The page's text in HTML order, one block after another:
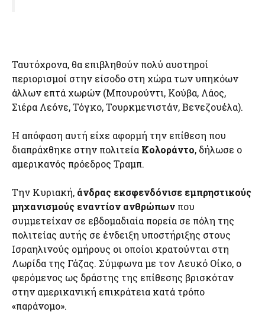
Ταυτόχρονα, θα επιβληθούν πολύ αυστηροί
περιορισμοί στην είσοδο στη χώρα των υπηκόων
άλλων επτά χωρών (Μπουρούντι, Κούβα, Λάος,
Σιέρα Λεόνε, Τόγκο, Τουρκμενιστάν, Βενεζουέλα).
Η απόφαση αυτή είχε αφορμή την επίθεση που
διαπράχθηκε στην πολιτεία Κολοράντο, δήλωσε ο
αμερικανός πρόεδρος Τραμπ.
Την Κυριακή, άνδρας εκσφενδόνισε εμπρηστικούς
μηχανισμούς εναντίον ανθρώπων που
συμμετείχαν σε εβδομαδιαία πορεία σε πόλη της
πολιτείας αυτής σε ένδειξη υποστήριξης στους
Ισραηλινούς ομήρους οι οποίοι κρατούνται στη
Λωρίδα της Γάζας. Σύμφωνα με τον Λευκό Οίκο, ο
φερόμενος ως δράστης της επίθεσης βρισκόταν
στην αμερικανική επικράτεια κατά τρόπο
«παράνομο».